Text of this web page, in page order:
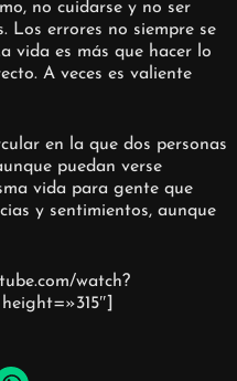
no cuidarse y no ser
Los errores no siempre se
vida es más que hacer lo
A veces es valiente
en la que dos personas
puedan verse
vida para gente que
y sentimientos, aunque
watch?